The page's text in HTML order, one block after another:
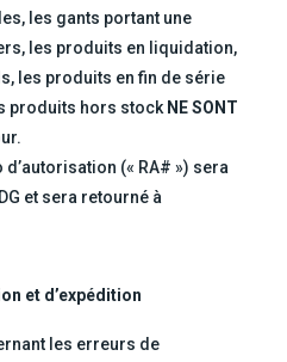
les gants portant une
les produits en liquidation,
les produits en fin de série
produits hors stock NE SONT
(« RA# ») sera
et sera retourné à
et d’expédition
les erreurs de